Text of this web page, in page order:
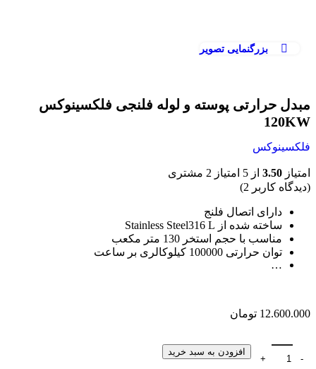
بزرگنمایی تصویر
مبدل حرارتی پوسته و لوله فلنجی فلکسینوکس
120KW
فلکسینوکس
امتیاز 3.50 از 5 امتیاز 2 مشتری
(دیدگاه کاربر 2
)
دارای اتصال فلنج
ساخته شده از Stainless Steel316 L
مناسب با حجم استخر 130 متر مکعب
توان حرارتی 100000 کیلوکالری بر ساعت
…
12.600.000 تومان
افزودن به سبد خرید